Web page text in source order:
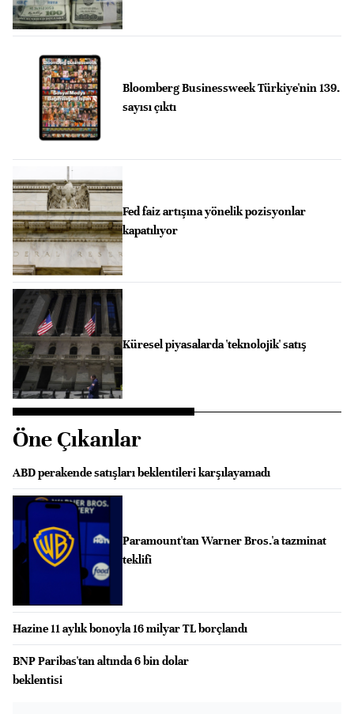
Bloomberg Businessweek Türkiye'nin 139.
sayısı çıktı
Fed faiz artışına yönelik pozisyonlar
kapatılıyor
Küresel piyasalarda 'teknolojik' satış
Öne Çıkanlar
ABD perakende satışları beklentileri karşılayamadı
Paramount'tan Warner Bros.'a tazminat
teklifi
Hazine 11 aylık bonoyla 16 milyar TL borçlandı
BNP Paribas'tan altında 6 bin dolar
beklentisi